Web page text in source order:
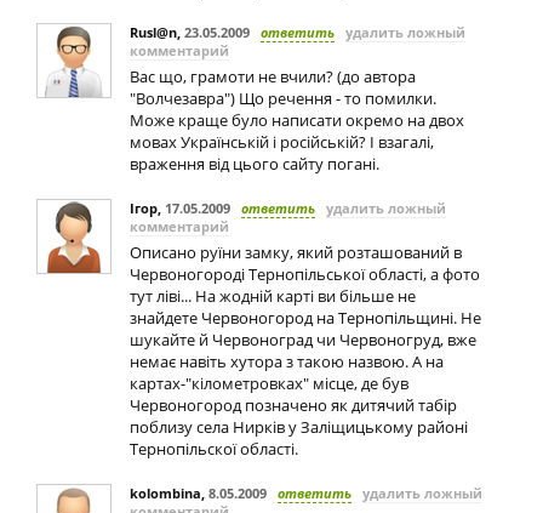
Rusl@n, 23.05.2009 ответить удалить ложный
комментарий
Вас що, грамоти не вчили? (до автора
"Волчезавра") Що речення - то помилки.
Може краще було написати окремо на двох
мовах Українській і російській? І взагалі,
враження від цього сайту погані.
Ігор, 17.05.2009 ответить удалить ложный
комментарий
Описано руїни замку, який розташований в
Червоногороді Тернопільської області, а фото
тут ліві... На жодній карті ви більше не
знайдете Червоногород на Тернопільщині. Не
шукайте й Червоноград чи Червоногруд, вже
немає навіть хутора з такою назвою. А на
картах-"кілометровках" місце, де був
Червоногород позначено як дитячий табір
поблизу села Нирків у Заліщицькому районі
Тернопільскої області.
kolombina, 8.05.2009 ответить удалить ложный